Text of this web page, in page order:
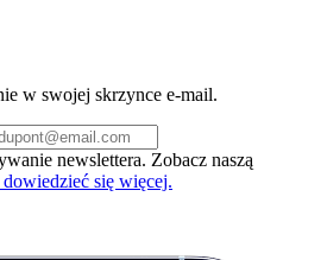
w swojej skrzynce e-mail.
newslettera. Zobacz naszą
się więcej.